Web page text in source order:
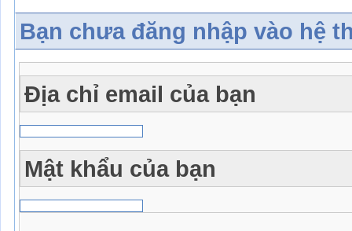
Bạn chưa đăng nhập vào hệ
Địa chỉ email của bạn
Mật khẩu của bạn